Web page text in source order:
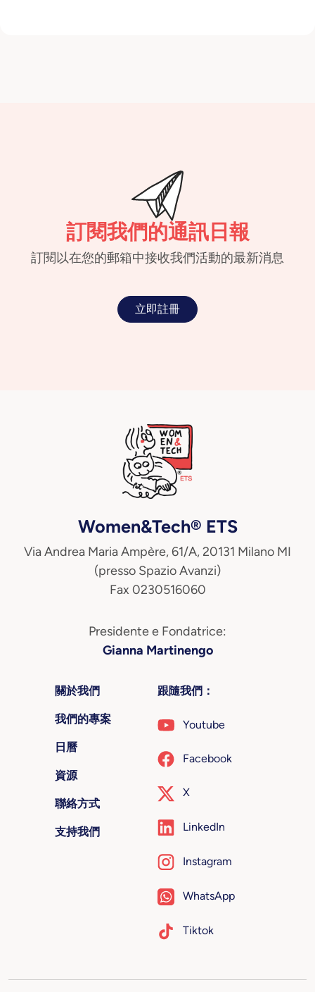
訂閱我們的通訊日報
訂閱以在您的郵箱中接收我們活動的最新消息
立即註冊
Women&Tech® ETS
Via Andrea Maria Ampère, 61/A, 20131 Milano MI
(presso Spazio Avanzi)
Fax 0230516060
Presidente e Fondatrice:
Gianna Martinengo
關於我們
我們的專案
日曆
資源
聯絡方式
支持我們
跟隨我們：
Youtube
Facebook
X
LinkedIn
Instagram
WhatsApp
Tiktok